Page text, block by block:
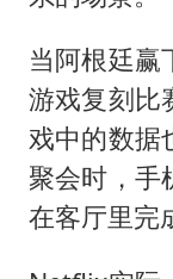
当阿根廷赢
游戏复刻比
戏中的数据
聚会时，手
在客厅里完